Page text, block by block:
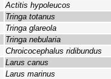
Actitis hypoleucos
Tringa totanus
Tringa glareola
Tringa nebularia
Chroicocephalus ridibundus
Larus canus
Larus marinus